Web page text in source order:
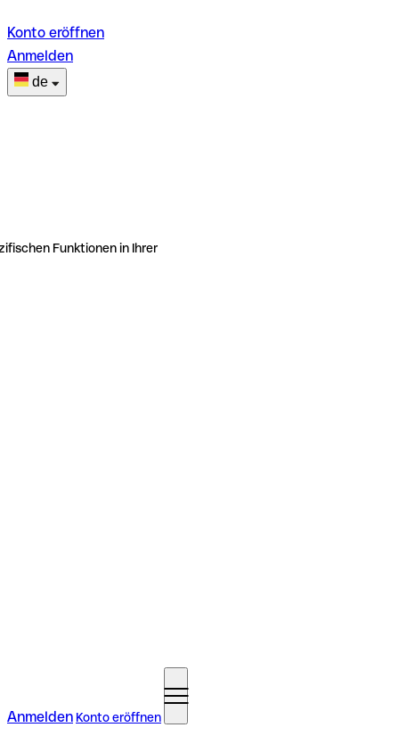
Konto eröffnen
Anmelden
de
Funktionen in Ihrer
Anmelden Konto eröffnen